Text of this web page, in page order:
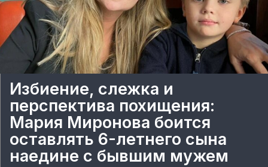
Избиение, слежка и
перспектива похищения:
Мария Миронова боится
оставлять 6-летнего сына
наедине с бывшим мужем